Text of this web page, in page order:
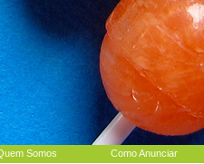
Somos Como Anunciar